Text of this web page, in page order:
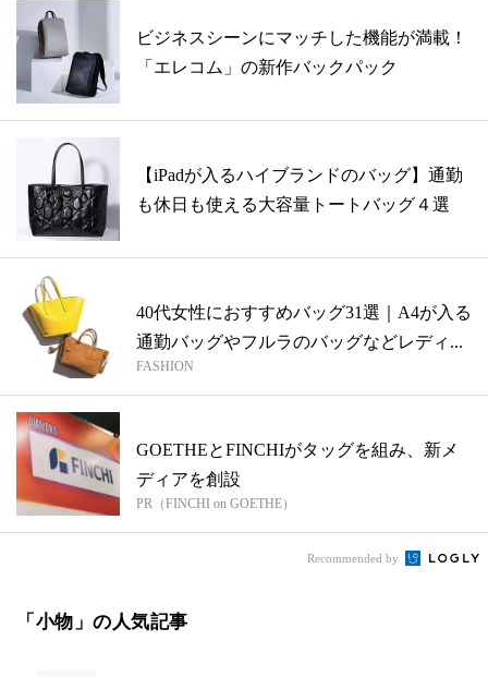
ビジネスシーンにマッチした機能が満載！
「エレコム」の新作バックパック
【iPadが入るハイブランドのバッグ】通勤
も休日も使える大容量トートバッグ４選
40代女性におすすめバッグ31選｜A4が入る
通勤バッグやフルラのバッグなどレディ...
FASHION
GOETHEとFINCHIがタッグを組み、新メ
ディアを創設
PR（FINCHI on GOETHE）
Recommended by
「小物」の人気記事